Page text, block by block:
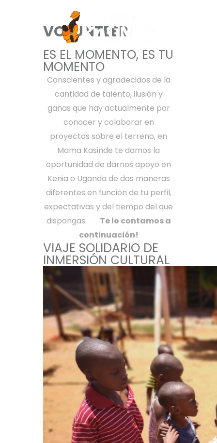
VOLUNTEER
ES EL MOMENTO, ES TU
MOMENTO
Conscientes y agradecidos de la
cantidad de talento, ilusión y
ganas que hay actualmente por
conocer y colaborar en
proyectos sobre el terreno, en
Mama Kasinde te damos la
oportunidad de darnos apoyo en
Kenia o Uganda de dos maneras
diferentes en función de tu perfil,
expectativas y del tiempo del que
dispongas.
Te lo contamos a
continuación!
VIAJE SOLIDARIO DE
INMERSIÓN CULTURAL